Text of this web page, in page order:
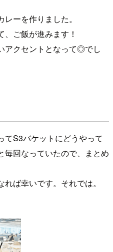
ーを作りました。
ご飯が進みます！
アクセントとなって◎でし
てS3バケットにどうやって
毎回なっていたので、まとめ
ば幸いです。それでは。